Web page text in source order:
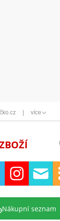
více
Nákupní seznam